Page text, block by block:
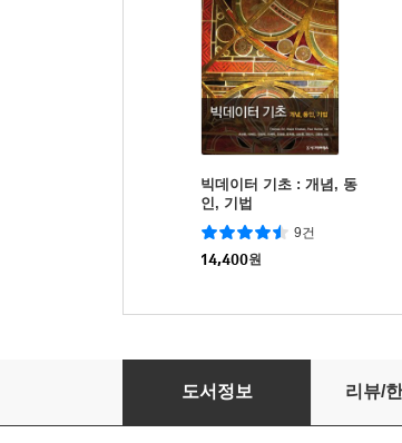
빅데이터 기초 : 개념, 동
인, 기법
9건
14,400원
네트워크 해킹과 보안
도서정보 리뷰/